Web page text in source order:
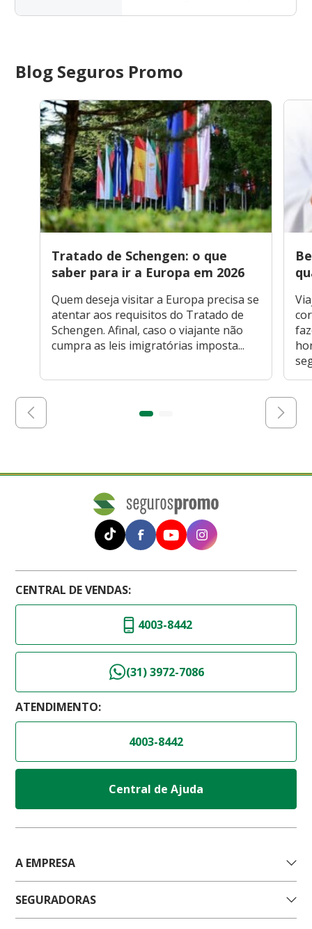
Blog Seguros Promo
Tratado de Schengen: o que
saber para ir a Europa em 2026
Quem deseja visitar a Europa precisa se
atentar aos requisitos do Tratado de
Schengen. Afinal, caso o viajante não
cumpra as leis imigratórias imposta...
CENTRAL DE VENDAS:
4003-8442
(31) 3972-7086
ATENDIMENTO:
4003-8442
Central de Ajuda
A EMPRESA
SEGURADORAS